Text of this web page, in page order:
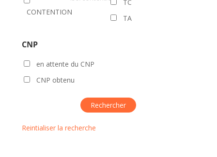
CONTENTION
TC
TA
CNP
en attente du CNP
CNP obtenu
Reintialiser la recherche